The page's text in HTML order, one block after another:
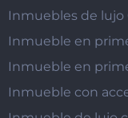
Inmuebles de lujo
Inmueble en
Inmueble en
Inmueble con